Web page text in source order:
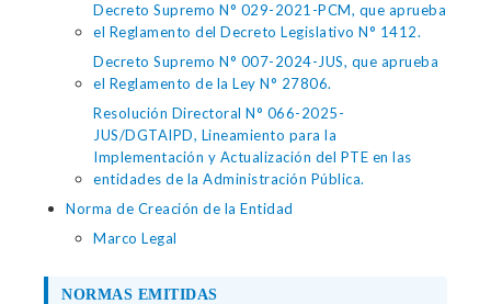
Decreto Supremo N° 029-2021-PCM, que aprueba
el Reglamento del Decreto Legislativo N° 1412.
Decreto Supremo N° 007-2024-JUS, que aprueba
el Reglamento de la Ley N° 27806.
Resolución Directoral N° 066-2025-
JUS/DGTAIPD, Lineamiento para la
Implementación y Actualización del PTE en las
entidades de la Administración Pública.
Norma de Creación de la Entidad
Marco Legal
NORMAS EMITIDAS